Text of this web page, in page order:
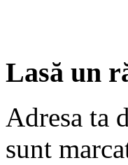
Lasă un
Adresa ta
sunt